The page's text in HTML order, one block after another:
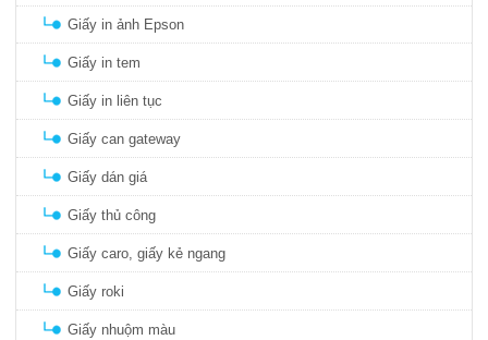
Giấy in ảnh Epson
Giấy in tem
Giấy in liên tục
Giấy can gateway
Giấy dán giá
Giấy thủ công
Giấy caro, giấy kẻ ngang
Giấy roki
Giấy nhuộm màu